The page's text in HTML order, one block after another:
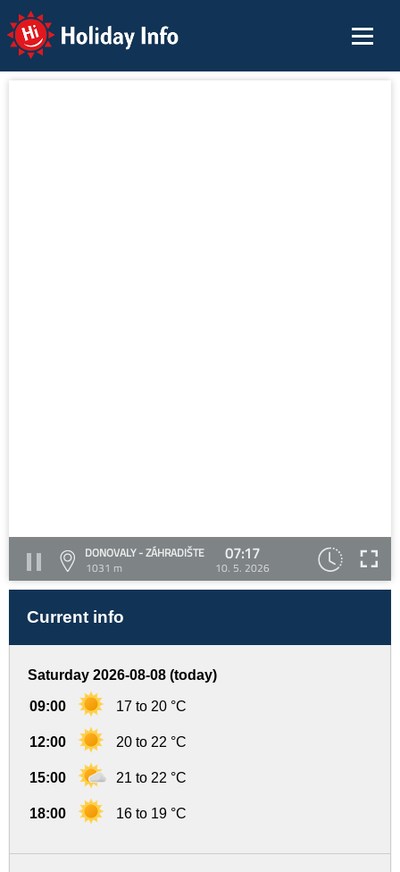
Holiday Info
DONOVALY - ZÁHRADIŠTE
1031 m
07:17
10. 5. 2026
Current info
Saturday 2026-08-08 (today)
09:00 17 to 20 °C
12:00 20 to 22 °C
15:00 21 to 22 °C
18:00 16 to 19 °C